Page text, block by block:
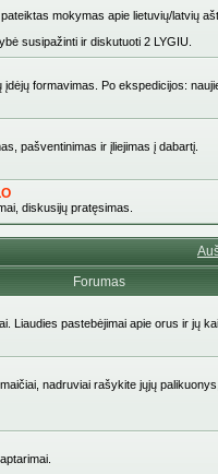
mokymas apie lietuvių/latvių
susipažinti ir diskutuoti 2 LYGIU.
formavimas. Po ekspedicijos:
pašventinimas ir įliejimas į dabartį.
diskusijų pratęsimas.
Forumas
Liaudies pastebėjimai apie orus ir jų
nadruviai rašykite jųjų